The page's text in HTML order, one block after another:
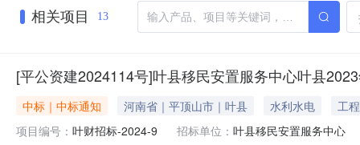
相关项目 13
[平公资建2024114号]叶县移民安置服务中心叶县
中标｜中标通知 河南省｜平顶山市｜叶县 水利水电
工程
项目编号： 叶财招标-2024-9 招标单位： 叶县移民安置服务中心